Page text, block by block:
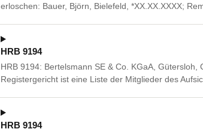
erloschen: Bauer, Björn, Bielefeld, *XX.XX.XXXX;
HRB 9194
HRB 9194: Bertelsmann SE & Co. KGaA,
Registergericht ist eine Liste der Mitglieder des
HRB 9194